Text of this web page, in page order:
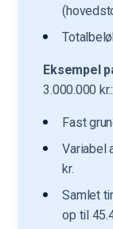
Eksempel
3.000.000 kr.:
Fast
Variabel
kr.
Samlet
op til